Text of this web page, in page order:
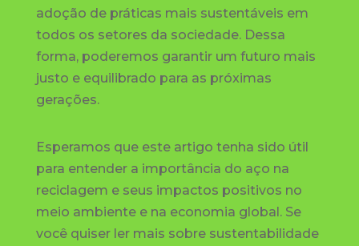
adoção de práticas mais sustentáveis em
todos os setores da sociedade. Dessa
forma, poderemos garantir um futuro mais
justo e equilibrado para as próximas
gerações.
Esperamos que este artigo tenha sido útil
para entender a importância do aço na
reciclagem e seus impactos positivos no
meio ambiente e na economia global. Se
você quiser ler mais sobre sustentabilidade